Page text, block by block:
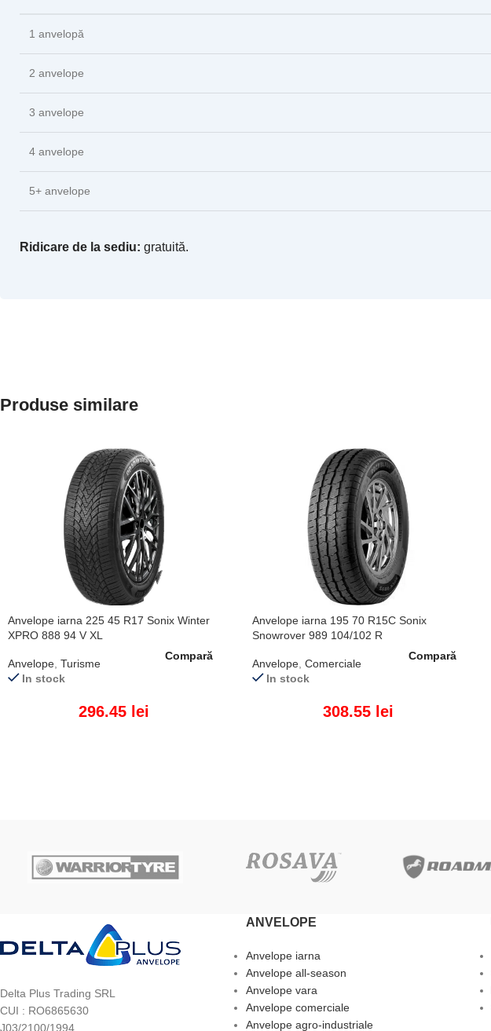
1 anvelopă
2 anvelope
3 anvelope
4 anvelope
5+ anvelope
Ridicare de la sediu: gratuită.
Produse similare
Anvelope iarna 225 45 R17 Sonix Winter
XPRO 888 94 V XL
Anvelope Turisme
In stock
296.45 lei
Compară
Anvelope iarna 195 70 R15C Sonix
Snowrover 989 104/102 R
Anvelope, Comerciale
In stock
308.55 lei
Compară
Delta Plus Trading SRL
CUI : RO6865630
J03/2100/1994
ANVELOPE
Anvelope iarna
Anvelope all-season
Anvelope vara
Anvelope comerciale
Anvelope agro-industriale